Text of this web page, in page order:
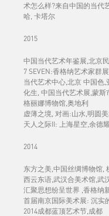
术怎么样?来自中国的当代
哈, 卡塔尔
2015
中国当代艺术年鉴展,北京
7 SEVEN:香格纳艺术家群
当代艺术中心,北京 中国色,
化生, 中国当代艺术展,蒙
格丽娜博物馆,奥地利
虚薄之境, 对画:山水,明圆
天人之际II: 上海星空,余德
2014
东方之美,中国丝绸博物馆,
西云东语,武汉合美术馆,武
汇聚思想纷呈世界 ,香格纳
首届南京国际美术展: 沉实
2014成都蓝顶艺术节,成都